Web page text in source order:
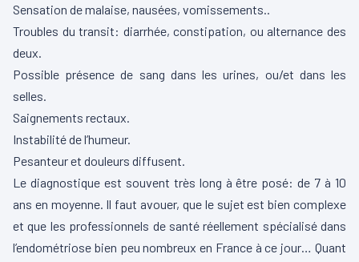
Sensation de malaise, nausées, vomissements..
Troubles du transit: diarrhée, constipation, ou alternance des
deux.
Possible présence de sang dans les urines, ou/et dans les
selles.
Saignements rectaux.
Instabilité de l’humeur.
Pesanteur et douleurs diffusent.
Le diagnostique est souvent très long à être posé: de 7 à 10
ans en moyenne. Il faut avouer, que le sujet est bien complexe
et que les professionnels de santé réellement spécialisé dans
l’endométriose bien peu nombreux en France à ce jour… Quant